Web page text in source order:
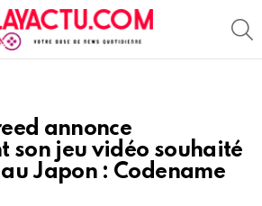
annonce
son jeu vidéo souhaité
Japon : Codename